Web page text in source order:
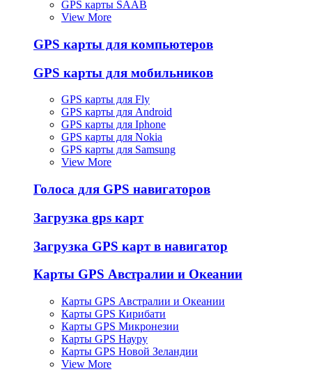
GPS карты SAAB
View More
GPS карты для компьютеров
GPS карты для мобильников
GPS карты для Fly
GPS карты для Android
GPS карты для Iphone
GPS карты для Nokia
GPS карты для Samsung
View More
Голоса для GPS навигаторов
Загрузка gps карт
Загрузка GPS карт в навигатор
Карты GPS Австралии и Океании
Карты GPS Австралии и Океании
Карты GPS Кирибати
Карты GPS Микронезии
Карты GPS Науру
Карты GPS Новой Зеландии
View More